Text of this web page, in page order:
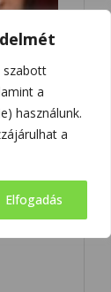
szabott
a
használunk.
a
Elfogadás